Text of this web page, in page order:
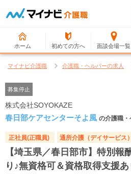
ホーム 初めての方へ 面談会場一覧
マイナビ介護職 介護職・ヘルパーの求人
募集停止
株式会社SOYOKAZE
春日部ケアセンターそよ風 の介護職・
正社員(正職員) 通所介護（デイサービス）
【埼玉県／春日部市】特別報
り♪無資格可＆資格取得支援